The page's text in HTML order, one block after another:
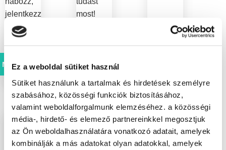
Ez a weboldal sütiket használ
Sütiket használunk a tartalmak és hirdetések személyre
szabásához, közösségi funkciók biztosításához,
valamint weboldalforgalmunk elemzéséhez. a közösségi
média-, hirdető- és elemező partnereinkkel megosztjuk
az Ön weboldalhasználatára vonatkozó adatait, amelyek
kombinálják a más adatokat olyan adatokkal, amelyek
jelentkezz
most a
tanfolyamra!
Megnézem
most!
Megnézem